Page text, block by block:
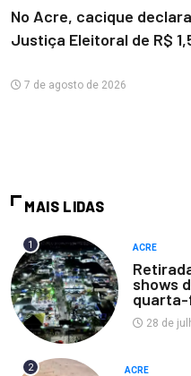
No Acre, cacique
Justiça Eleitoral de R$
7 de agosto de 2026
MAIS LIDAS
1 ACRE
shows
28 de
2 ACRE